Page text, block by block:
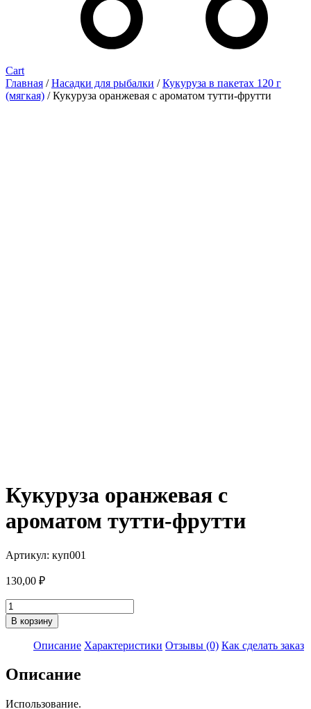
Cart
Главная /Насадки для рыбалки /Кукуруза в пакетах 120 г
(мягкая) / Кукуруза оранжевая с ароматом тутти-фрутти
Кукуруза оранжевая с
ароматом тутти-фрутти
Артикул: куп001
130,00 ₽
Количество
товара
Кукуруза
оранжевая
ароматом
тутти-
В корзину
Описание Характеристики Отзывы (0) Как сделать заказ
Описание
Использование.